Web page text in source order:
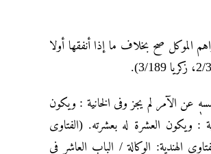
الموکل صح بخلاف ما إذا أنفقها أولا
عن الآمر لم یجز وفی الخانیة : ویکون
: ویکون العشرة له بعشرته. (الفتاوى
الوکالة / الفصل التاسع فی التوکیل بالإنفاق، زکریا ۱۲/۳۱۲، رقم المسئلة: 17593، الفتاوى الهندیة: الوکالة / الباب العاشر فی